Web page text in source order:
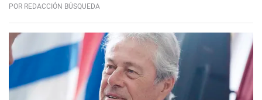
POR REDACCIÓN BÚSQUEDA